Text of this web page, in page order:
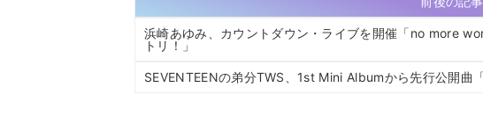
浜崎あゆみ、カウントダウン・ライブを開催「no more
トリ！」
SEVENTEENの弟分TWS、1st Mini Albumから先行公開